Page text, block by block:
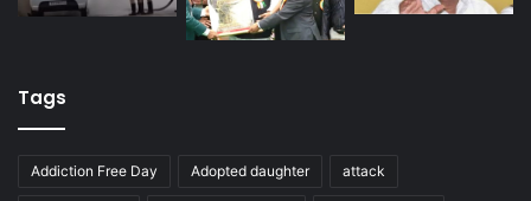
Tags
Addiction Free Day Adopted daughter attack